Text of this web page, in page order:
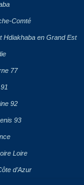
Comté
Hdiakhaba en Grand Est
77
92
93
Loire
d’Azur